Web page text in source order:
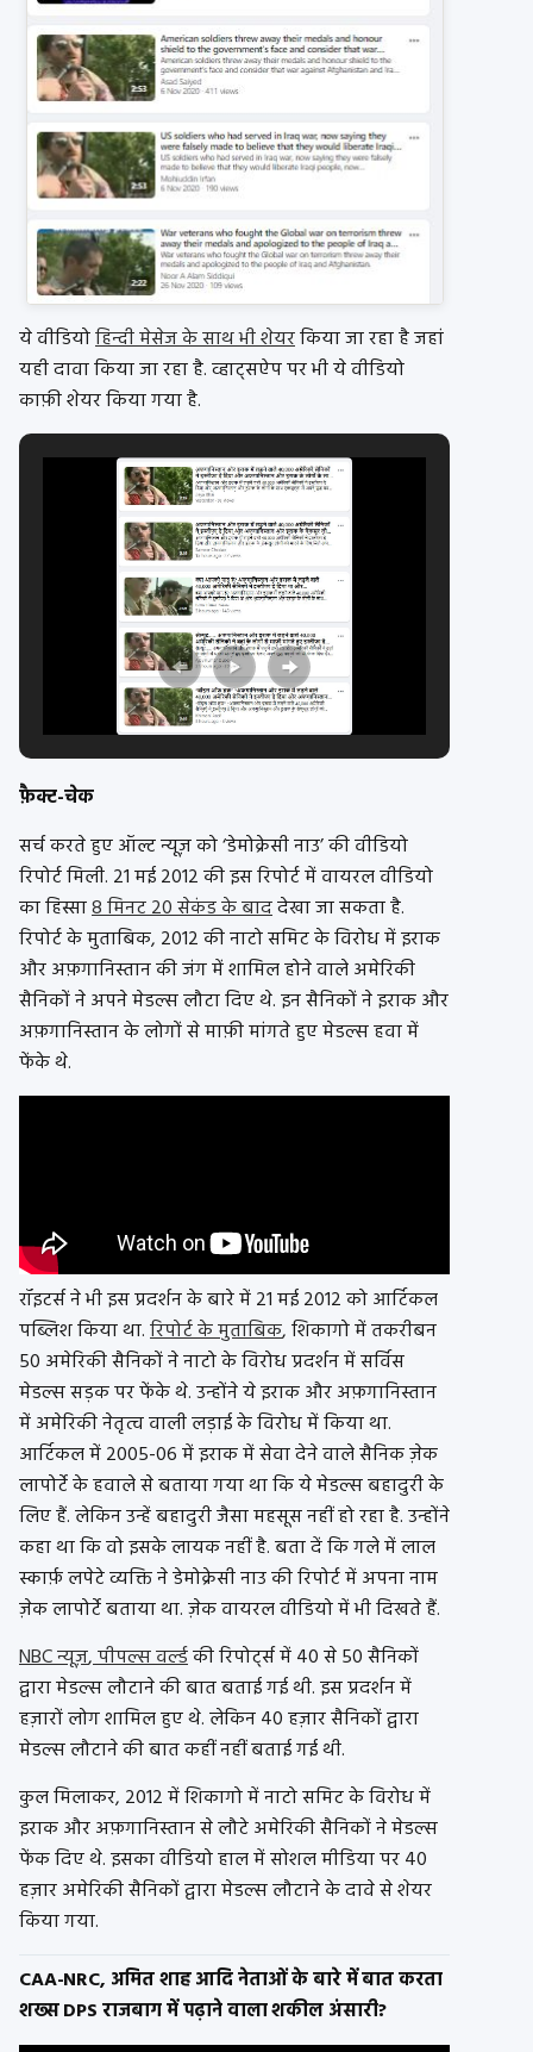
ये वीडियोहिन्दी मेसेज के साथ भी शेयरकिया जा रहा है जहां
यही दावा किया जा रहा है. व्हाट्सऐप पर भी ये वीडियो
काफ़ी शेयर किया गया है.
फ़ैक्ट-चेक
सर्च करते हुए ऑल्ट न्यूज़ को ‘डेमोक्रेसी नाउ’ की वीडियो
रिपोर्ट मिली. 21 मई 2012 की इस रिपोर्ट में वायरल वीडियो
का हिस्सा8 मिनट 20 सेकंड के बाददेखा जा सकता है.
रिपोर्ट के मुताबिक, 2012 की नाटो समिट के विरोध में इराक
और अफ़गानिस्तान की जंग में शामिल होने वाले अमेरिकी
सैनिकों ने अपने मेडल्स लौटा दिए थे. इन सैनिकों ने इराक और
अफ़गानिस्तान के लोगों से माफ़ी मांगते हुए मेडल्स हवा में
फेंके थे.
रॉइटर्स ने भी इस प्रदर्शन के बारे में 21 मई 2012 को आर्टिकल
पब्लिश किया था.रिपोर्ट के मुताबिक, शिकागो में तकरीबन
50 अमेरिकी सैनिकों ने नाटो के विरोध प्रदर्शन में सर्विस
मेडल्स सड़क पर फेंके थे. उन्होंने ये इराक और अफ़गानिस्तान
में अमेरिकी नेतृत्व वाली लड़ाई के विरोध में किया था.
आर्टिकल में 2005-06 में इराक में सेवा देने वाले सैनिक ज़ेक
लापोर्टे के हवाले से बताया गया था कि ये मेडल्स बहादुरी के
लिए हैं. लेकिन उन्हें बहादुरी जैसा महसूस नहीं हो रहा है. उन्होंने
कहा था कि वो इसके लायक नहीं है. बता दें कि गले में लाल
स्कार्फ़ लपेटे व्यक्ति ने डेमोक्रेसी नाउ की रिपोर्ट में अपना नाम
ज़ेक लापोर्टे बताया था. ज़ेक वायरल वीडियो में भी दिखते हैं.
NBC न्यूज़,पीपल्स वर्ल्डकी रिपोर्ट्स में 40 से 50 सैनिकों
द्वारा मेडल्स लौटाने की बात बताई गई थी. इस प्रदर्शन में
हज़ारों लोग शामिल हुए थे. लेकिन 40 हज़ार सैनिकों द्वारा
मेडल्स लौटाने की बात कहीं नहीं बताई गई थी.
कुल मिलाकर, 2012 में शिकागो में नाटो समिट के विरोध में
इराक और अफ़गानिस्तान से लौटे अमेरिकी सैनिकों ने मेडल्स
फेंक दिए थे. इसका वीडियो हाल में सोशल मीडिया पर 40
हज़ार अमेरिकी सैनिकों द्वारा मेडल्स लौटाने के दावे से शेयर
किया गया.
CAA-NRC, अमित शाह आदि नेताओं के बारे में बात करता
शख्स DPS राजबाग में पढ़ाने वाला शकील अंसारी?